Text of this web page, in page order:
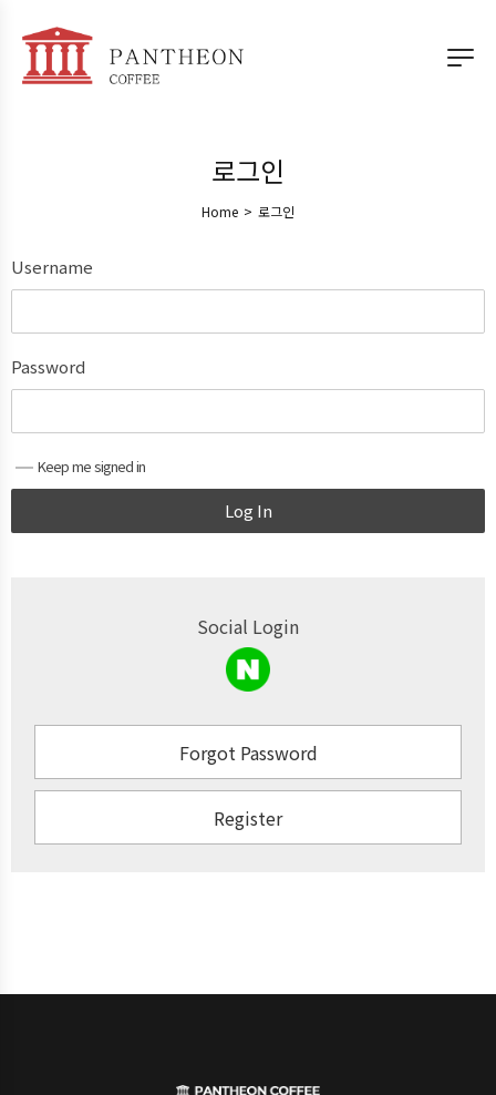
로그인
Home > 로그인
Username
Password
Keep me signed in
Log In
Social Login
Forgot Password
Register